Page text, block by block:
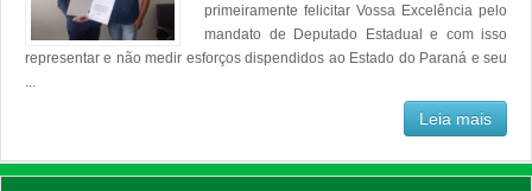
primeiramente felicitar Vossa Excelência pelo
mandato de Deputado Estadual e com isso
representar e não medir esforços dispendidos ao Estado do Paraná e seu
Leia mais